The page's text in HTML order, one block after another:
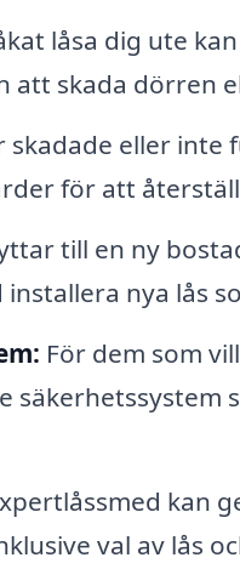
låsa dig ute
att skada dörren
skadade eller inte
för att
till en ny
nya lås
För dem som
säkerhetssystem
kan
val av lås